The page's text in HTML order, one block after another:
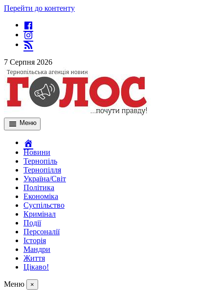
Перейти до контенту
7 Серпня 2026
Меню
Новини
Тернопіль
Тернопілля
Україна/Світ
Політика
Економіка
Суспільство
Кримінал
Події
Персоналії
Історія
Мандри
Життя
Цікаво!
Меню ×